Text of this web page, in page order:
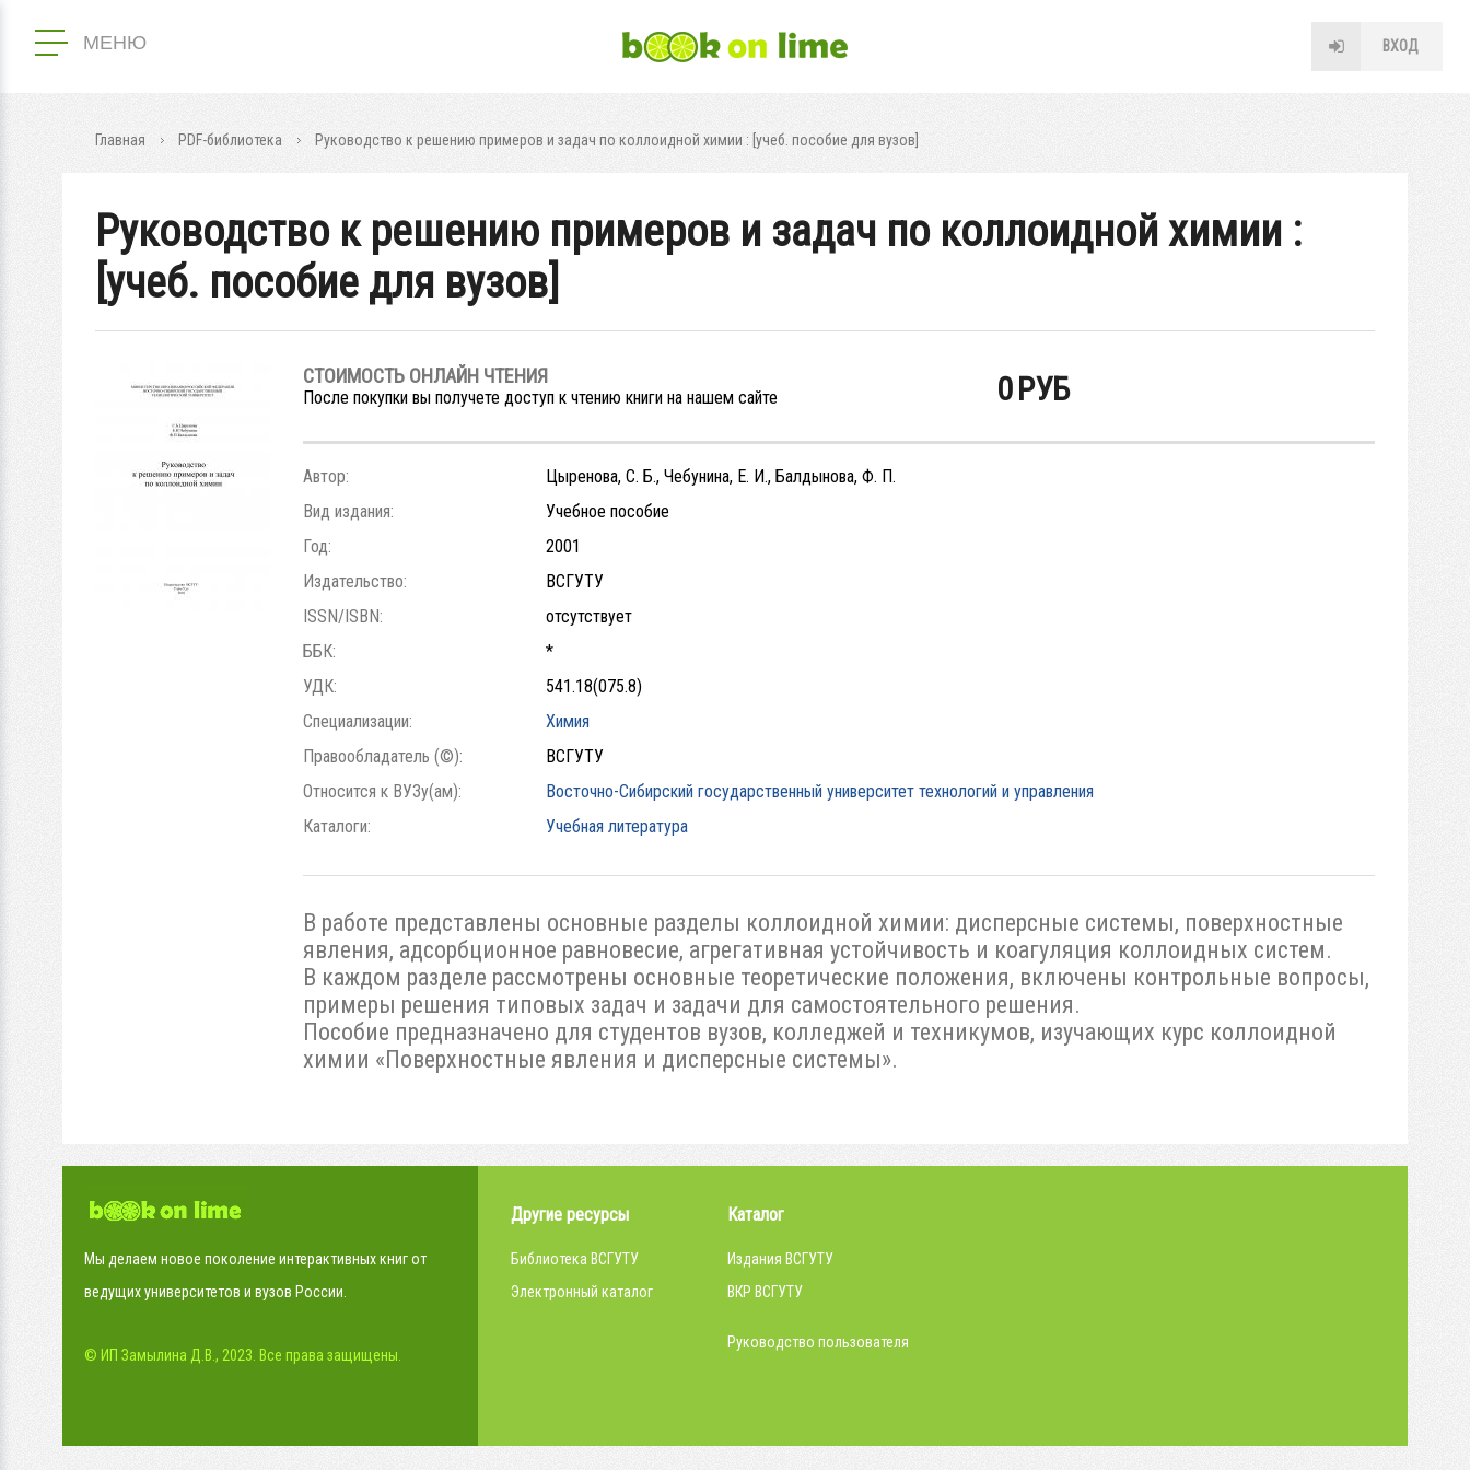
МЕНЮ ВХОД
Главная PDF-библиотека Руководство к решению примеров и задач по коллоидной химии : [учеб. пособие для вузов]
Руководство к решению примеров и задач по коллоидной химии :
[учеб. пособие для вузов]
СТОИМОСТЬ ОНЛАЙН ЧТЕНИЯ
После покупки вы получете доступ к чтению книги на нашем сайте 0РУБ
Автор:
Цыренова, С. Б., Чебунина, Е. И., Балдынова, Ф. П.
Вид издания:
Учебное пособие
Год:
2001
Издательство:
ВСГУТУ
ISSN/ISBN:
отсутствует
ББК:
*
УДК:
541.18(075.8)
Специализации:
Химия
Правообладатель (©):
ВСГУТУ
Относится к ВУЗу(ам):
Восточно-Сибирский государственный университет технологий и управления
Каталоги:
Учебная литература
В работе представлены основные разделы коллоидной химии: дисперсные системы, поверхностные
явления, адсорбционное равновесие, агрегативная устойчивость и коагуляция коллоидных систем.
В каждом разделе рассмотрены основные теоретические положения, включены контрольные вопросы,
примеры решения типовых задач и задачи для самостоятельного решения.
Пособие предназначено для студентов вузов, колледжей и техникумов, изучающих курс коллоидной
химии «Поверхностные явления и дисперсные системы».
Мы делаем новое поколение интерактивных книг от
ведущих университетов и вузов России.
© ИП Замылина Д.В., 2023. Все права защищены.
Другие ресурсы
Библиотека ВСГУТУ
Электронный каталог
Каталог
Издания ВСГУТУ
ВКР ВСГУТУ
Руководство пользователя